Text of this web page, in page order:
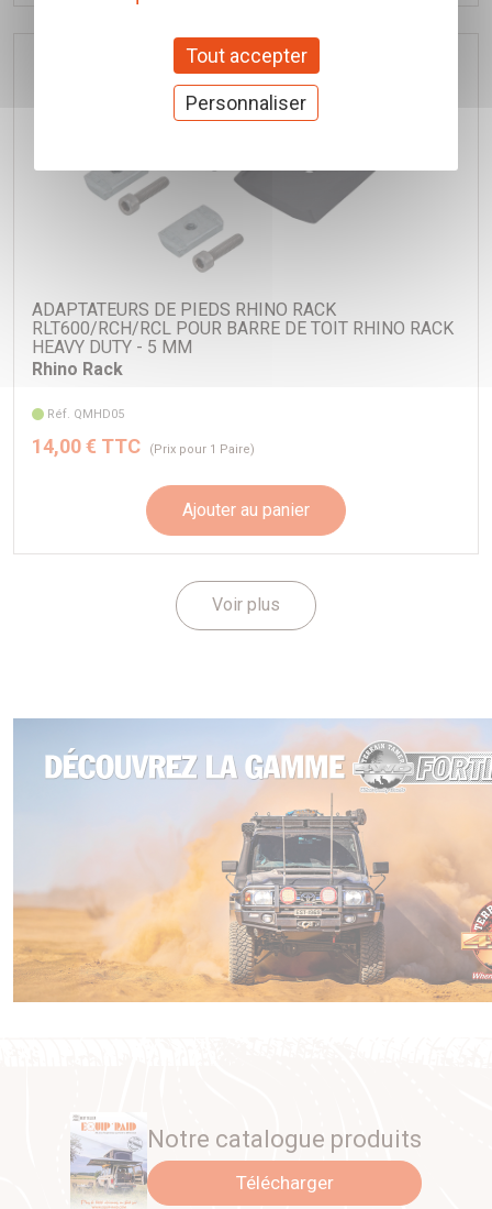
ADAPTATEURS DE PIEDS RHINO RACK
RLT600/RCH/RCL POUR BARRE DE TOIT RHINO RACK
HEAVY DUTY - 5 MM
Rhino Rack
Réf. QMHD05
14,00 € TTC (Prix pour 1 Paire)
Ajouter au panier
Voir plus
Notre catalogue produits
Télécharger
Tout accepter
Personnaliser